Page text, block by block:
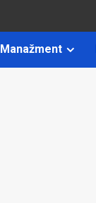
Manažment